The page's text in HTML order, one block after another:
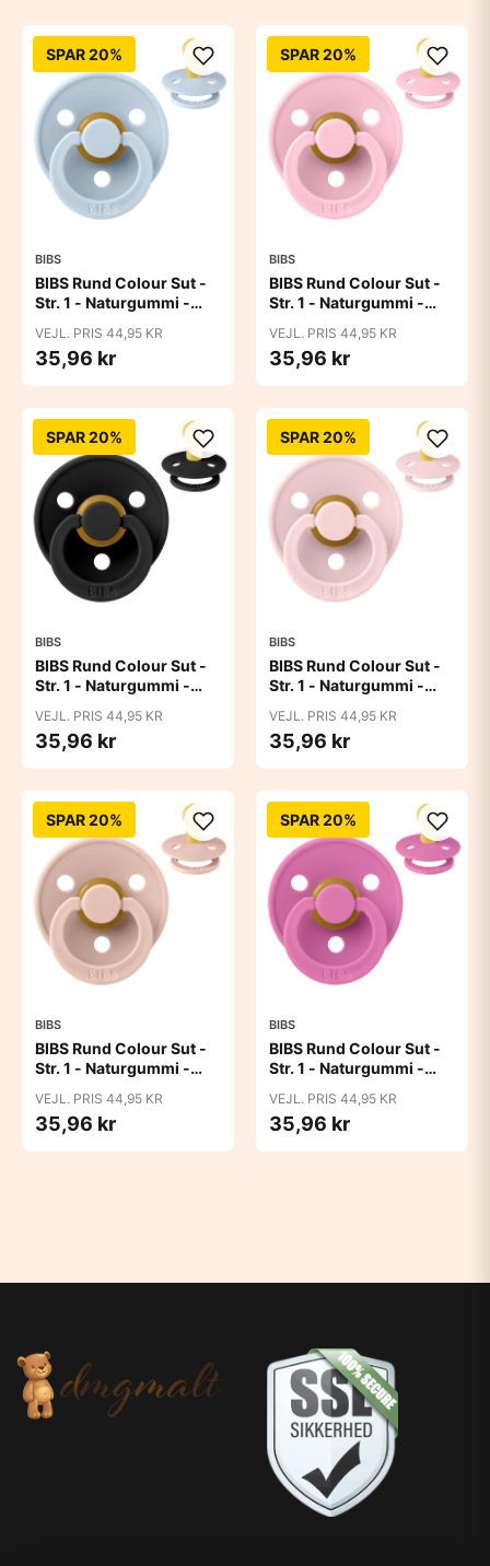
SPAR 20%
BIBS
BIBS Rund Colour Sut -
Str. 1 - Naturgummi -
VEJL. PRIS 44,95 KR
35,96 kr
SPAR 20%
BIBS
BIBS Rund Colour Sut -
Str. 1 - Naturgummi -
VEJL. PRIS 44,95 KR
35,96 kr
SPAR 20%
BIBS
BIBS Rund Colour Sut -
Str. 1 - Naturgummi -
VEJL. PRIS 44,95 KR
35,96 kr
SPAR 20%
BIBS
BIBS Rund Colour Sut -
Str. 1 - Naturgummi -
VEJL. PRIS 44,95 KR
35,96 kr
SPAR 20%
BIBS
BIBS Rund Colour Sut -
Str. 1 - Naturgummi -
VEJL. PRIS 44,95 KR
35,96 kr
SPAR 20%
BIBS
BIBS Rund Colour Sut -
Str. 1 - Naturgummi -
VEJL. PRIS 44,95 KR
35,96 kr